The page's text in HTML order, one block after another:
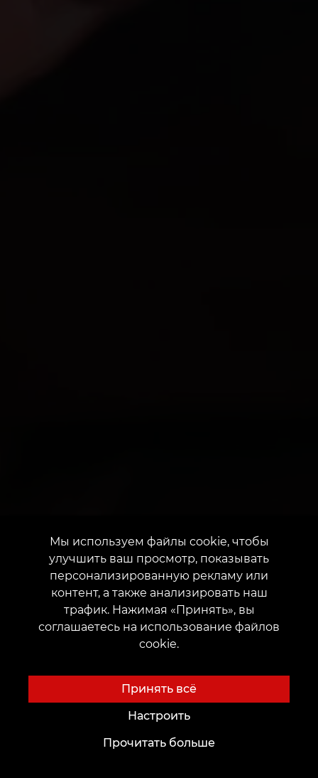
Мы используем файлы cookie, чтобы
улучшить ваш просмотр, показывать
персонализированную рекламу или
контент, а также анализировать наш
трафик. Нажимая «Принять», вы
соглашаетесь на использование файлов
cookie.
Принять всё
Настроить
Прочитать больше